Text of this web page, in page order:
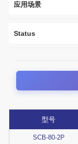
应用场景
Status
型号
SCB-80-2P